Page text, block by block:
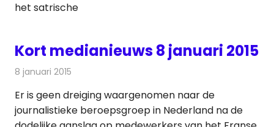
het satrische
Kort medianieuws 8 januari 2015
8 januari 2015
Er is geen dreiging waargenomen naar de
journalistieke beroepsgroep in Nederland na de